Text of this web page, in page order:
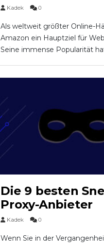
Kadek 0
Als weltweit größter Online-
Amazon ein Hauptziel für
Seine immense Popularität
Die 9 besten
Proxy-Anbieter
Kadek 0
Wenn Sie in der